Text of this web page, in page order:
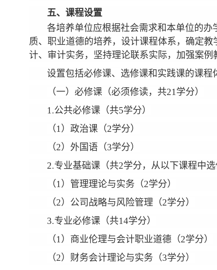
五、课程设置
各培养单位应根据社会需求和本单位的
质、职业道德的培养，设计课程体系，确定
计、审计实务，坚持理论联系实际，加强案
设置包括必修课、选修课和实践课的课程
（一）必修课（必须修读，共21学分）
1.公共必修课（共5学分）
（1）政治课（2学分）
（2）外国语（3学分）
2.专业基础课（共2学分，从以下课程中
（1）管理理论与实务（2学分）
（2）公司战略与风险管理（2学分）
3.专业必修课（共14学分）
（1）商业伦理与会计职业道德（2学分）
（2）财务会计理论与实务（3学分）